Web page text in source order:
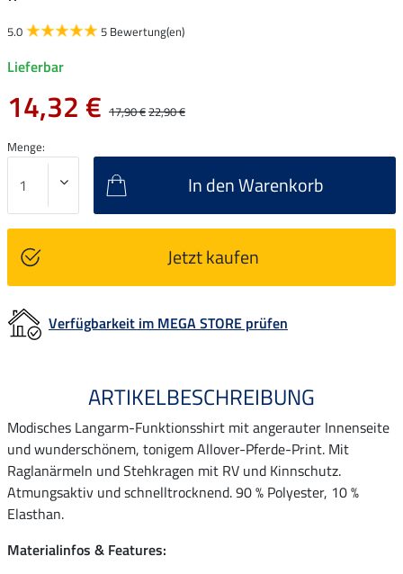
5.0 5 Bewertung(en)
Lieferbar
14,32 € 17,90 €22,90 €
Menge:
In den Warenkorb
Jetzt kaufen
Verfügbarkeit im MEGA STORE prüfen
ARTIKELBESCHREIBUNG
Modisches Langarm-Funktionsshirt mit angerauter Innenseite
und wunderschönem, tonigem Allover-Pferde-Print. Mit
Raglanärmeln und Stehkragen mit RV und Kinnschutz.
Atmungsaktiv und schnelltrocknend. 90 % Polyester, 10 %
Elasthan.
Materialinfos & Features: